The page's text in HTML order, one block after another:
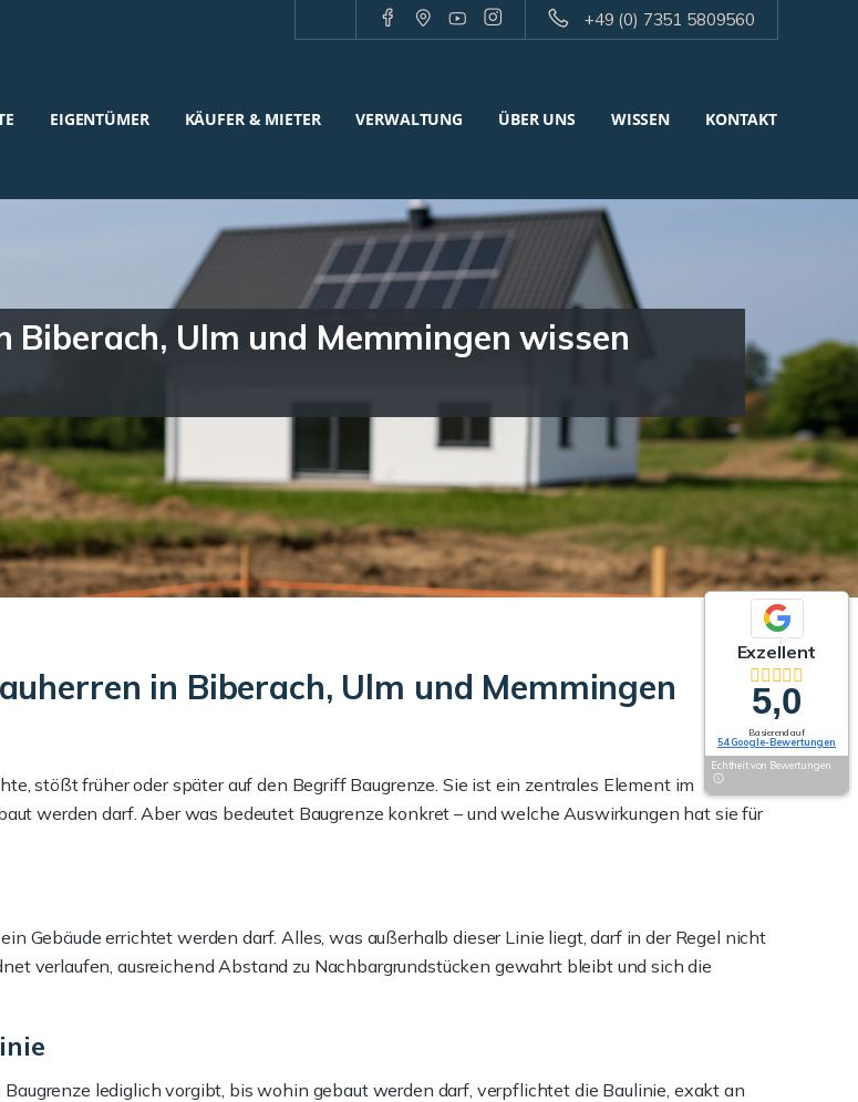
+49 (0) 7351 5809560
EIGENTÜMER KÄUFER & MIETER VERWALTUNG ÜBER UNS WISSEN KONTAKT
Ulm und Memmingen wissen
in Biberach, Ulm und Memmingen
stößt früher oder später auf den Begriff Baugrenze. Sie ist ein zentrales Element im
werden darf. Aber was bedeutet Baugrenze konkret – und welche Auswirkungen hat sie für
Gebäude errichtet werden darf. Alles, was außerhalb dieser Linie liegt, darf in der Regel nicht
verlaufen, ausreichend Abstand zu Nachbargrundstücken gewahrt bleibt und sich die
lediglich vorgibt, bis wohin gebaut werden darf, verpflichtet die Baulinie, exakt an
Exzellent
5,0
Basierend auf
54 Google-Bewertungen
Echtheit von Bewertungen